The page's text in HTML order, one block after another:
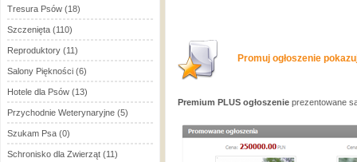
Tresura Psów (18)
Szczenięta (110)
Reproduktory (11)
Salony Piękności (6)
Hotele dla Psów (13)
Przychodnie Weterynaryjne (5)
Szukam Psa (0)
Schronisko dla Zwierząt (11)
Promuj ogłoszenie
Premium PLUS ogłoszenie prezentowane